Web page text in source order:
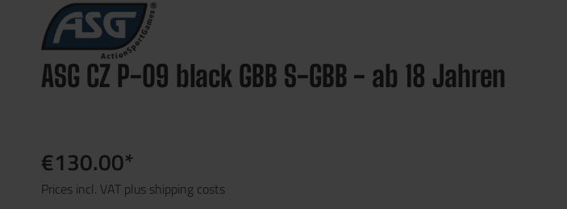
ASG CZ P-09 black GBB S-GBB - ab 18 Jahren
€130.00*
Prices incl. VAT plus shipping costs